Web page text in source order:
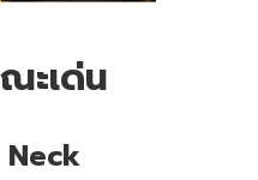
ะเด่น